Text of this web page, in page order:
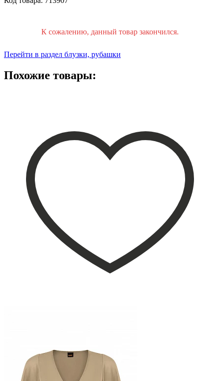
К сожалению, данный товар закончился.
Перейти в раздел блузки, рубашки
Похожие товары: